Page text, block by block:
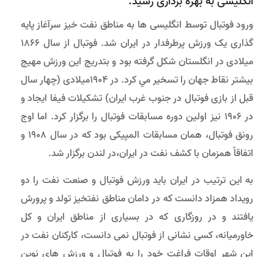
ورود فوتبال توسط انگلیسی ها به مناطق نفت خیز سرآغاز پایه
گذاری یک ورزش پرطرفدار در ایران شد. فوتبال از سال 1866
میلادی در انگلستان شکل گرفته بود و بتدریج این ورزش مهیج
بیشتر نقاط جهان را تسخیر مي كرد. در 1904میلادی (چهار سال
قبل از بازی فوتبال در جنوب غرب ایران) تشکیلات فیفا ایجاد و
در 1906 نیز اولین دوره مسابقات فوتبال را برگزار كرد. اما اوج
رونق فوتبال، همان مسابقات المپیکی بود که در سال 1908 و
اتفاقاً همزمان با کشف نفت در ایران،در لندن برگزار شد.
به این ترتیب در ایران باید ورزش فوتبال و صنعت نفت را دو
رویداد همزاد دانست که در دامان مناطق نفتخیز تولد و پرورش
یافتند و در روزگاری که در بسیاری از مناطق ایران و کل
خاورمیانه، کسی نشانی از فوتبال نمی دانست، کارکنان نفت در
این شهر اوقات فراغت خود را به فوتبال و ورزش های نوین